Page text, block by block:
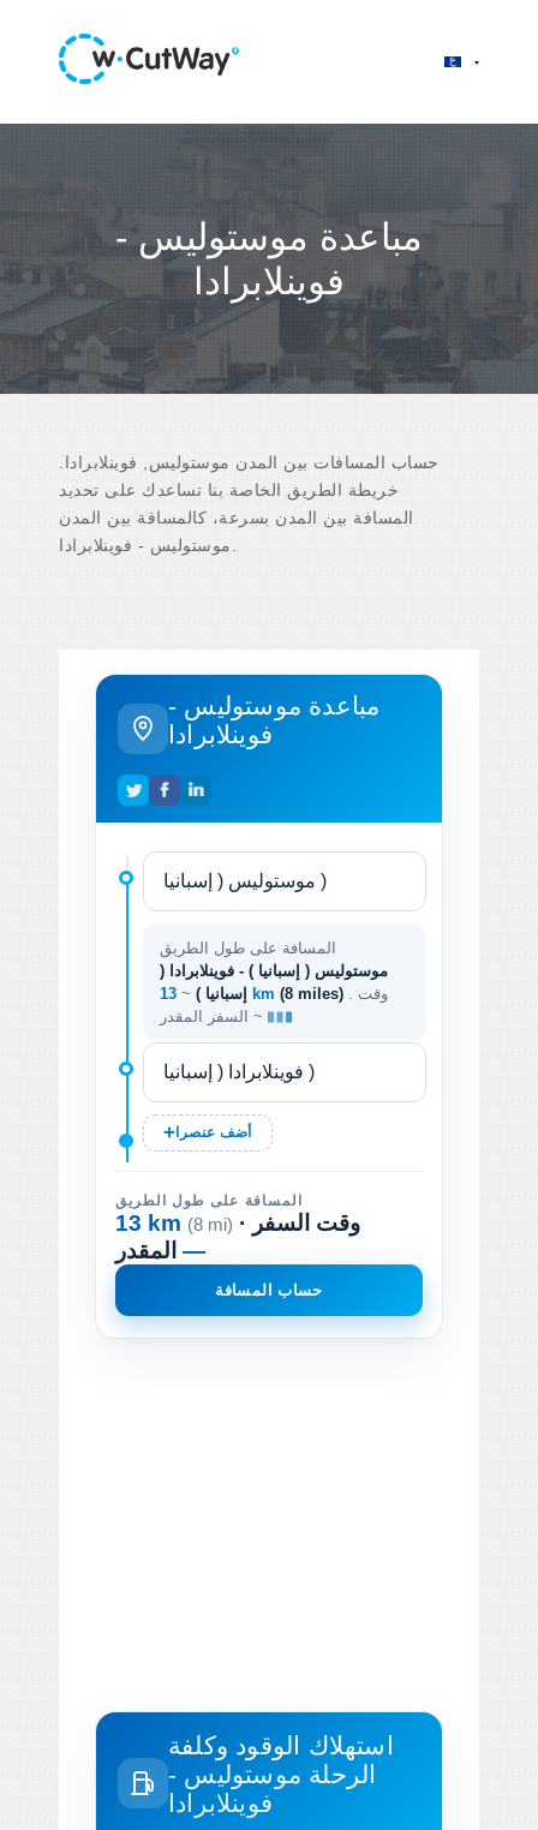
مباعدة موستوليس -
فوينلابرادا
حساب المسافات بين المدن موستوليس, فوينلابرادا.
خريطة الطريق الخاصة بنا تساعدك على تحديد
المسافة بين المدن بسرعة، كالمسافة بين المدن
مباعدة موستوليس -
فوينلابرادا
المسافة على طول الطريق
موستوليس ( إسبانيا ) - فوينلابرادا (
إسبانيا ) ~ 13 km (8 miles)
السفر المقدر ~
أضف عنصرا
المسافة على طول الطريق
13 km (8 mi) · وقت السفر
—
حساب المسافة
استهلاك الوقود وكلفة
الرحلة موستوليس -
فوينلابرادا